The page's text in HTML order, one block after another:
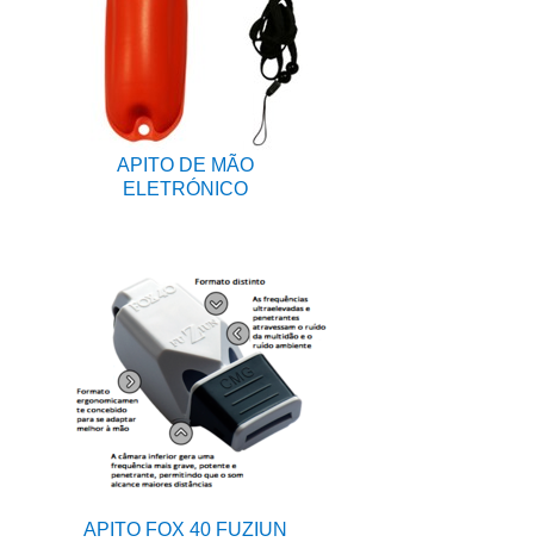
APITO DE MÃO
ELETRÓNICO
APITO FOX 40 FUZIUN